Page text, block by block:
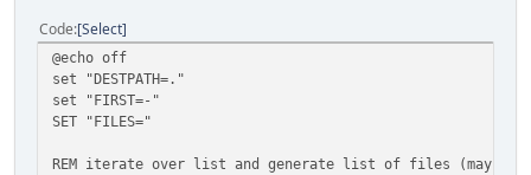
Code Select
@echo off
set "DESTPATH=."
set "FIRST=-"
SET "FILES="
REM iterate over list and generate list of files (maybe